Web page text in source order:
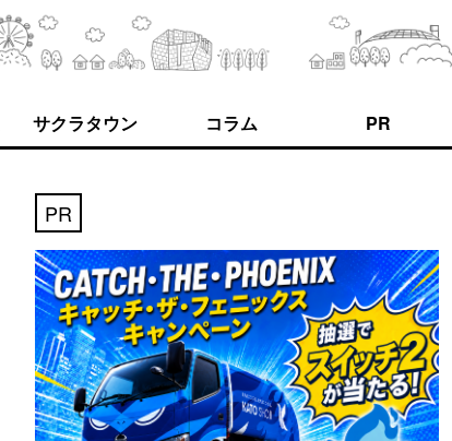
サクラタウン コラム PR
PR